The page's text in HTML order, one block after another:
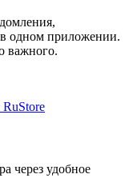
одном приложении.
важного.
через удобное